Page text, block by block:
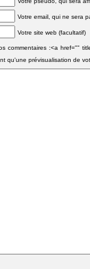
Votre email, qui ne sera
Votre site web (facultatif)
commentaires :<a href=""
qu'une prévisualisation de